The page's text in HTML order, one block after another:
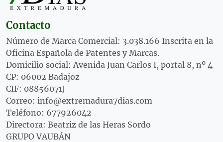
Contacto
Número de Marca Comercial: 3.038.166 Inscrita en la
Oficina Española de Patentes y Marcas.
Domicilio social: Avenida Juan Carlos I, portal 8, nº 4
CP: 06002 Badajoz
CIF: 08856071J
Correo: info@extremadura7dias.com
Teléfono: 677926042
Directora: Beatriz de las Heras Sordo
GRUPO VAUBÁN